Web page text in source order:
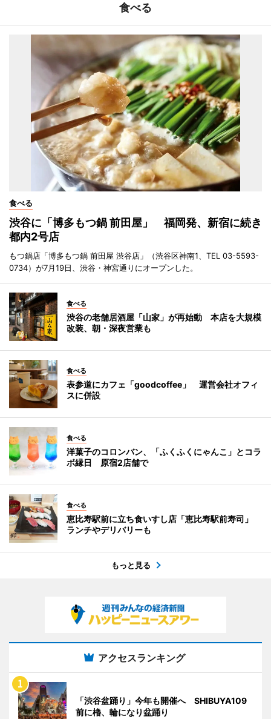
食べる
食べる
渋谷に「博多もつ鍋 前田屋」 福岡発、新宿に続き
都内2号店
もつ鍋店「博多もつ鍋 前田屋 渋谷店」（渋谷区神南1、TEL 03-5593-
0734）が7月19日、渋谷・神宮通りにオープンした。
食べる
渋谷の老舗居酒屋「山家」が再始動 本店を大規模
改装、朝・深夜営業も
食べる
表参道にカフェ「goodcoffee」 運営会社オフィ
スに併設
食べる
洋菓子のコロンバン、「ふくふくにゃんこ」とコラ
ボ縁日 原宿2店舗で
食べる
恵比寿駅前に立ち食いすし店「恵比寿駅前寿司」
ランチやデリバリーも
もっと見る
アクセスランキング
「渋谷盆踊り」今年も開催へ SHIBUYA109
前に櫓、輪になり盆踊り